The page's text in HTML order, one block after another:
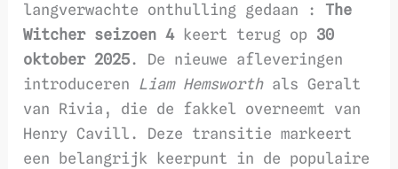
langverwachte onthulling gedaan : The
Witcher seizoen 4keert terug op 30
oktober 2025. De nieuwe afleveringen
introduceren Liam Hemsworthals Geralt
van Rivia, die de fakkel overneemt van
Henry Cavill. Deze transitie markeert
een belangrijk keerpunt in de populaire